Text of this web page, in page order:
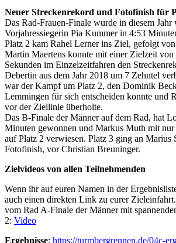
Neuer Streckenrekord und Fotofinish für
Das Rad-Frauen-Finale wurde in diesem Jahr
Vorjahressiegerin Pia Kummer in 4:53
Platz 2 kam Rahel Lerner ins Ziel, gefolgt von
Martin Maertens konnte mit einer Zielzeit
Sekunden im Einzelzeitfahren den
Debertin aus dem Jahr 2018 um 7 Zehntel
war der Kampf um Platz 2, den Dominik
Lemmingen für sich entscheiden konnte und
vor der Ziellinie überholte.
Das B-Finale der Männer auf dem Rad, hat
Minuten gewonnen und Markus Muth mit nur
auf Platz 2 verwiesen. Platz 3 ging an Marius
Fotofinish, vor Christian Breuninger.
Zielvideos von allen Teilnehmenden
Wenn ihr auf euren Namen in der
auch einen direkten Link zu eurer
vom Rad A-Finale der Männer mit
2: Video
Ergebnisse: https://turmbergrennen.de/04c-